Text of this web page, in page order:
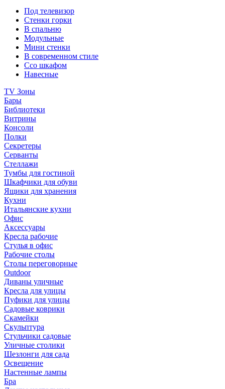
Под телевизор
Стенки горки
В спальню
Модульные
Мини стенки
В современном стиле
Ссо шкафом
Навесные
TV Зоны
Бары
Библиотеки
Витрины
Консоли
Полки
Секретеры
Серванты
Стеллажи
Тумбы для гостиной
Шкафчики для обуви
Ящики для хранения
Кухни
Итальянские кухни
Офис
Аксессуары
Кресла рабочие
Стулья в офис
Рабочие столы
Столы переговорные
Outdoor
Диваны уличные
Кресла для улицы
Пуфики для улицы
Садовые коврики
Скамейки
Скульптура
Стульчики садовые
Уличные столики
Шезлонги для сада
Освещение
Hастенные лампы
Бра